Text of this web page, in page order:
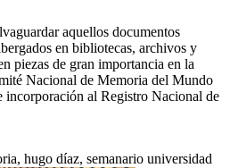
aquellos documentos
en bibliotecas, archivos y
piezas de gran importancia en la
Nacional de Memoria del Mundo
incorporación al Registro Nacional de
hugo díaz, semanario universidad